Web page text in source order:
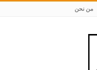
من نحن